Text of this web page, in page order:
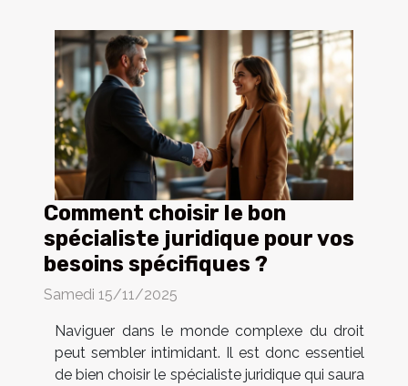
Comment choisir le bon
spécialiste juridique pour vos
besoins spécifiques ?
Samedi 15/11/2025
Naviguer dans le monde complexe du droit
peut sembler intimidant. Il est donc essentiel
de bien choisir le spécialiste juridique qui saura